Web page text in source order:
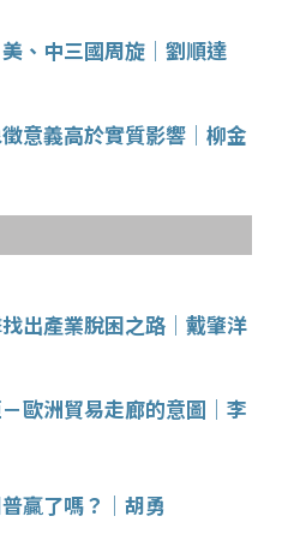
、中三國周旋│劉順達
意義高於實質影響│柳金
出產業脫困之路│戴肇洋
歐洲貿易走廊的意圖│李
贏了嗎？│胡勇